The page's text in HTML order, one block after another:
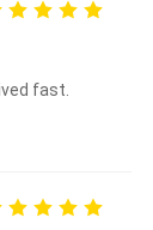
fast.